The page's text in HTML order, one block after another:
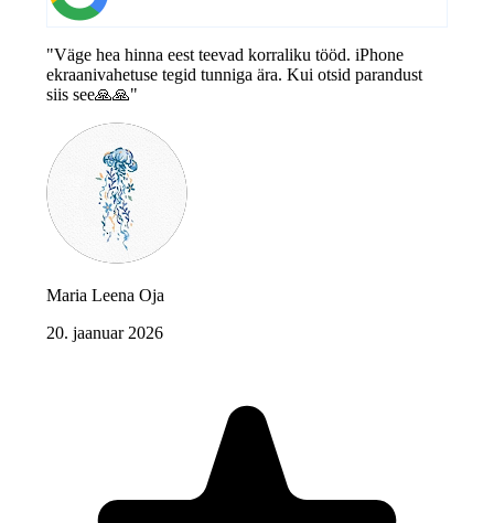
"Väge hea hinna eest teevad korraliku tööd. iPhone
ekraanivahetuse tegid tunniga ära. Kui otsid parandust
siis see🙏🙏"
Maria Leena Oja
20. jaanuar 2026